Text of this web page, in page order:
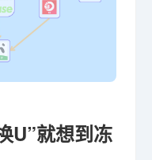
U”就想到冻